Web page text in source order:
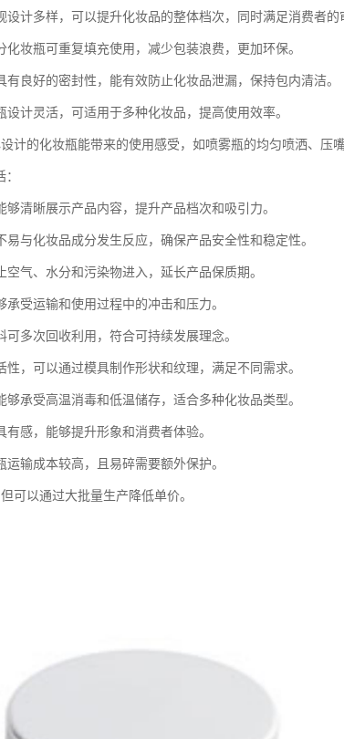
设计多样，可以提升化妆品的整体档次，同时满足消费者的
化妆瓶可重复填充使用，减少包装浪费，更加环保。
有良好的密封性，能有效防止化妆品泄漏，保持包内清洁。
设计灵活，可适用于多种化妆品，提高使用效率。
计的化妆瓶能带来的使用感受，如喷雾瓶的均匀喷洒、压
够清晰展示产品内容，提升产品档次和吸引力。
易与化妆品成分发生反应，确保产品安全性和稳定性。
气、水分和污染物进入，延长产品保质期。
受运输和使用过程中的冲击和压力。
多次回收利用，符合可持续发展理念。
性，可以通过模具制作形状和纹理，满足不同需求。
够承受高温消毒和低温储存，适合多种化妆品类型。
感，能够提升形象和消费者体验。
输成本较高，且易碎需要额外保护。
可以通过大批量生产降低单价。